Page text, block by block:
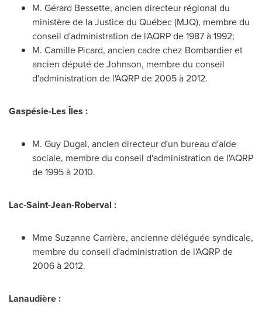
M. Gérard Bessette, ancien directeur régional du
ministère de la Justice du Québec (MJQ), membre du
conseil d'administration de l'AQRP de 1987 à 1992;
M. Camille Picard, ancien cadre chez Bombardier et
ancien député de Johnson, membre du conseil
d'administration de l'AQRP de 2005 à 2012.
Gaspésie-Les Îles :
M. Guy Dugal, ancien directeur d'un bureau d'aide
sociale, membre du conseil d'administration de l'AQRP
de 1995 à 2010.
Lac-Saint-Jean-Roberval :
Mme Suzanne Carrière, ancienne déléguée syndicale,
membre du conseil d'administration de l'AQRP de
2006 à 2012.
Lanaudière :